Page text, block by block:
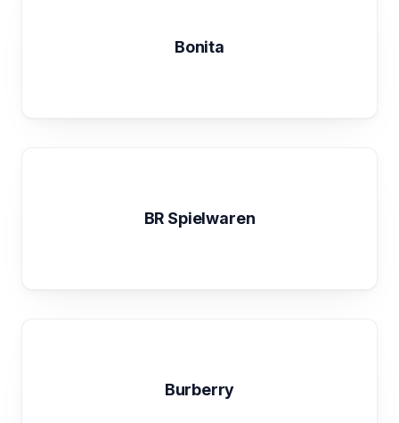
Bonita
BR Spielwaren
Burberry